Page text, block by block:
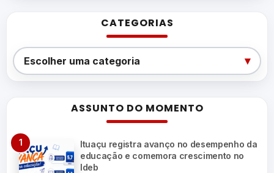
CATEGORIAS
Categorias
Escolher uma categoria ▾
ASSUNTO DO MOMENTO
Ituaçu registra avanço no desempenho da
educação e comemora crescimento no
Ideb